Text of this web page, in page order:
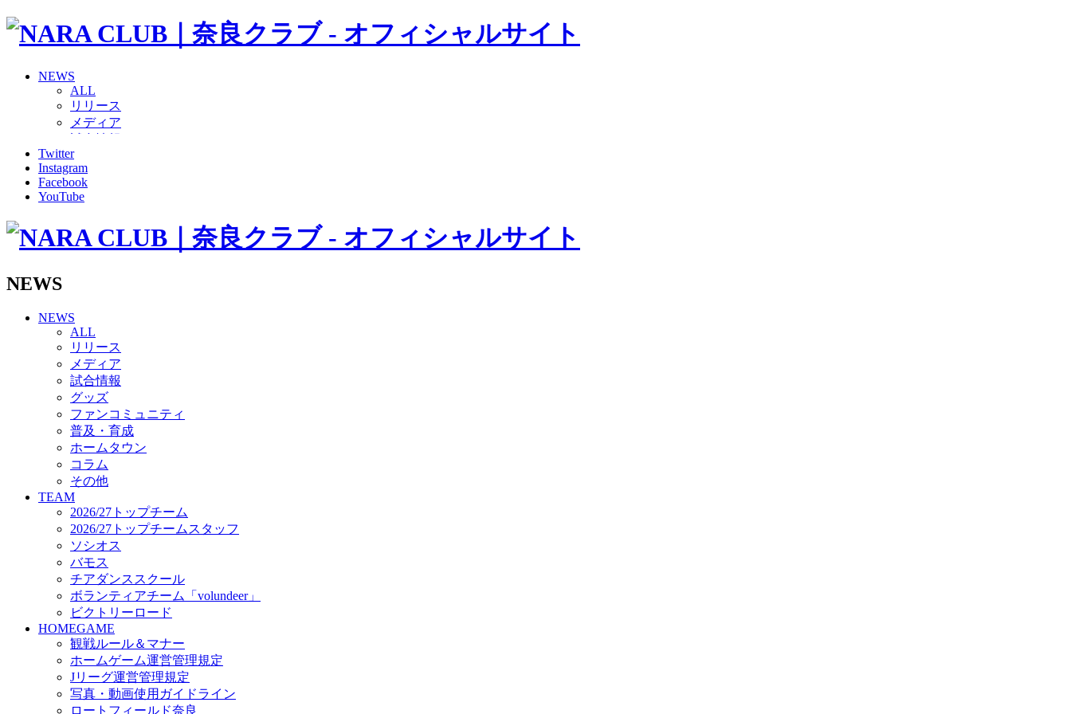
NEWS
ALL
リリース
メディア
グッズ
ファンコミュニティ
普及・育成
ホームタウン
その他
バモス
チアダンススクール
ボランティアチーム「volundeer」
ビクトリーロード
HOMEGAME
観戦ルール＆マナー
ホームゲーム運営管理規定
Jリーグ運営管理規定
写真・動画使用ガイドライン
ロートフィールド奈良
SCHEDULE
2026/27
練習見学時のファンサービスについて
TICKET
奈良クラブ明治安田J3リーグ2026/27シーズン試合観戦チケット
奈良クラブ明治安田Ｊ3リーグ 2026/27シーズン「鹿パス」
観戦ルール＆マナー
FANCOMMUNITY
2026/27ファンコミュニティ
サポートショップ
GOODS
オフィシャルストア（実店舗）
オンラインストア
ACADEMY
アカデミーについて
Twitter
Instagram
Facebook
YouTube
NEWS
NEWS
ALL
リリース
メディア
試合情報
グッズ
ファンコミュニティ
普及・育成
ホームタウン
コラム
その他
TEAM
2026/27トップチーム
2026/27トップチームスタッフ
ソシオス
バモス
チアダンススクール
ボランティアチーム「volundeer」
ビクトリーロード
HOMEGAME
観戦ルール＆マナー
ホームゲーム運営管理規定
Jリーグ運営管理規定
写真・動画使用ガイドライン
ロートフィールド奈良